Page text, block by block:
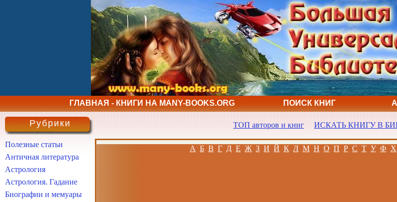
ГЛАВНАЯ - КНИГИ НА MANY-BOOKS.ORG ПОИСК КНИГ
ТОП авторов и книг ИСКАТЬ КНИГУ В
А Б В Г Д Е Ж З И Й К Л М Н О П Р С Т У Ф Х
Рубрики
Полезные статьи
Античная литература
Астрология
Астрология. Гадание
Биографии и мемуары